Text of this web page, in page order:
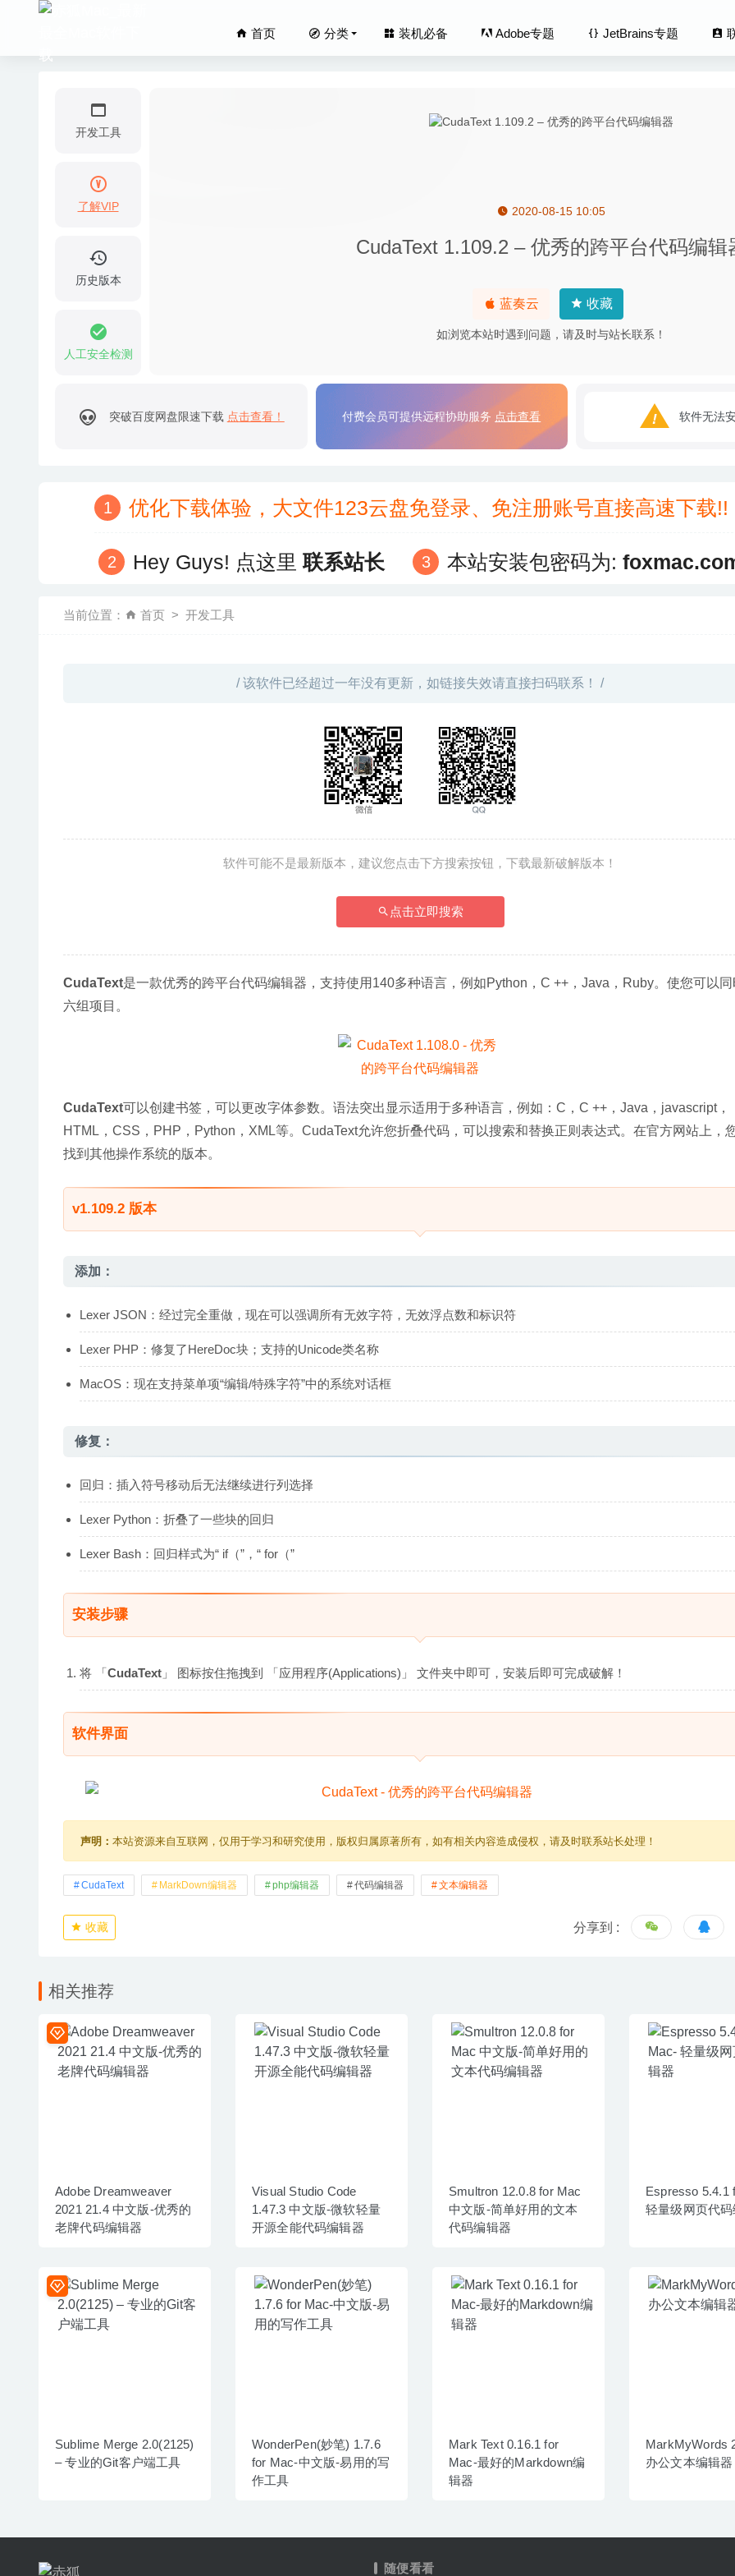
首页 分类 装机必备 Adobe专题 JetBrains专题
开发工具
了解VIP
历史版本
人工安全检测
2020-08-15 10:05
CudaText 1.109.2 – 优秀的跨平台代码编辑
蓝奏云 收藏
如浏览本站时遇到问题，请及时与站长联系！
突破百度网盘限速下载 点击查看！ 付费会员可提供远程协助服务 点击查看 软件无法
优化下载体验，大文件123云盘免登录、免注册账号直接高速下
Hey Guys! 点这里联系站长 本站安装包密码为:
当前位置： 首页 开发工具
/ 该软件已经超过一年没有更新，如链接失效请直接扫码联系！ /
软件可能不是最新版本，建议您点击下方搜索按钮，下载最新破解版本！
点击立即搜索
CudaText是一款优秀的跨平台代码编辑器，支持使用140多种语言，例如Python，C ++，Java，Ruby。使您可以
六组项目。
CudaText可以创建书签，可以更改字体参数。语法突出显示适用于多种语言，例如：C，C ++，Java，javascript，
HTML，CSS，PHP，Python，XML等。CudaText允许您折叠代码，可以搜索和替换正则表达式。在官方网站上，
找到其他操作系统的版本。
v1.109.2 版本
添加：
Lexer JSON：经过完全重做，现在可以强调所有无效字符，无效浮点数和标识符
Lexer PHP：修复了HereDoc块；支持的Unicode类名称
MacOS：现在支持菜单项“编辑/特殊字符”中的系统对话框
修复：
回归：插入符号移动后无法继续进行列选择
Lexer Python：折叠了一些块的回归
Lexer Bash：回归样式为“ if（”，“ for（”
安装步骤
将 「CudaText 」 图标按住拖拽到 「应用程序(Applications)」 文件夹中即可，安装后即可完成破解！
软件界面
声明： 本站资源来自互联网，仅用于学习和研究使用，版权归属原著所有，如有相关内容造成侵权，请及时联系站长处理！
CudaText MarkDown编辑器 php编辑器 代码编辑器 文本编辑器
收藏 分享到 :
相关推荐
Adobe Dreamweaver
2021 21.4 中文版-优秀的
老牌代码编辑器
Visual Studio Code
1.47.3 中文版-微软轻量
开源全能代码编辑器
Smultron 12.0.8 for Mac
中文版-简单好用的文本
代码编辑器
Espresso 5.4.1
轻量级网页代
Sublime Merge 2.0(2125)
– 专业的Git客户端工具
WonderPen(妙笔) 1.7.6
for Mac-中文版-易用的写
作工具
Mark Text 0.16.1 for
Mac-最好的Markdown编
辑器
MarkMyWords
办公文本编辑器
随便看看
Hej Stylus! 3.7.4 – 小巧的手写笔画图工具 2022-01-27
ImageRanger Pro Edition 1.7.1.1530 – 图片管理软件
Ezee Graphic Designer 2.1.2 – 优秀的平面设计工具 2020-07-21